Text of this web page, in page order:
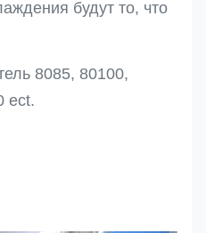
будут то, что
8085, 80100,
ect.